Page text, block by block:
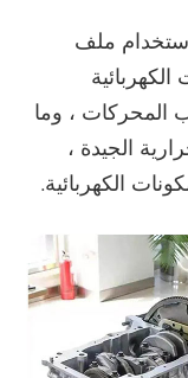
ملف
الكهربائية
المحركات ، وما
الجيدة ،
الكهربائية.